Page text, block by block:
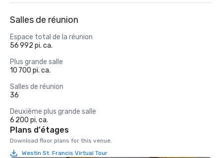
Salles de réunion
Espace total de la réunion
56 992 pi. ca.
Plus grande salle
10 700 pi. ca.
Salles de réunion
36
Deuxième plus grande salle
6 200 pi. ca.
Plans d'étages
Download floor plans for this venue.
Westin St. Francis Virtual Tour